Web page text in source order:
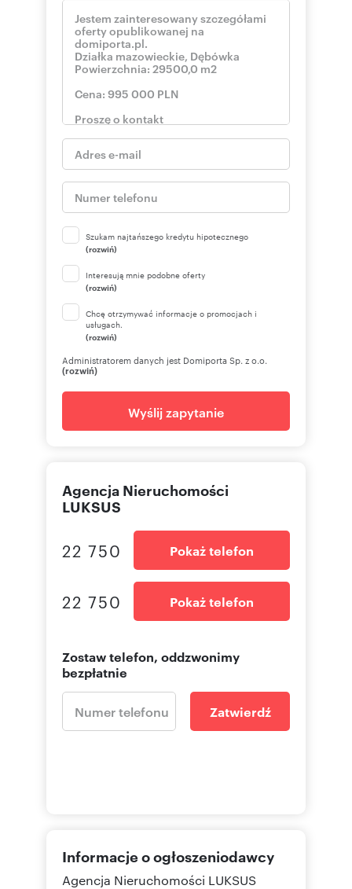
Szukam najtańszego kredytu hipotecznego
(rozwiń)
Interesują mnie podobne oferty
(rozwiń)
Chcę otrzymywać informacje o promocjach i
usługach.
(rozwiń)
Administratorem danych jest Domiporta Sp. z o.o.
(rozwiń)
Wyślij zapytanie
Agencja Nieruchomości
LUKSUS
22 750 Pokaż telefon
22 750 Pokaż telefon
Zostaw telefon, oddzwonimy
bezpłatnie
Zatwierdź
Informacje o ogłoszeniodawcy
Agencja Nieruchomości LUKSUS